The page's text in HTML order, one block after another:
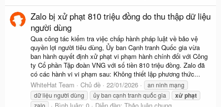
Zalo bị xử phạt 810 triệu đồng do thu thập dữ liệu
người dùng
Qua công tác kiểm tra việc chấp hành pháp luật về bảo vệ
quyền lợi người tiêu dùng, Ủy ban Cạnh tranh Quốc gia vừa
ban hành quyết định xử phạt vi phạm hành chính đối với Công
ty Cổ phần Tập đoàn VNG với số tiền 810 triệu đồng. Zalo đã
có các hành vi vi phạm sau: Không thiết lập phương thức...
WhiteHat Team
Chủ đề 22/01/2026
an ninh mạng
dữ liệu người dùng
ủy ban cạnh tranh quốc gia xửphạt
zalo Bình luận: 0 Diễn đàn: Thảo luận chung